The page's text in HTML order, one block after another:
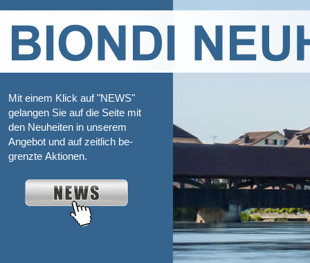
Mit einem Klick auf "NEWS"
gelangen Sie auf die Seite mit
den Neuheiten in unserem
Angebot und auf zeitlich be-
grenzte Aktionen.